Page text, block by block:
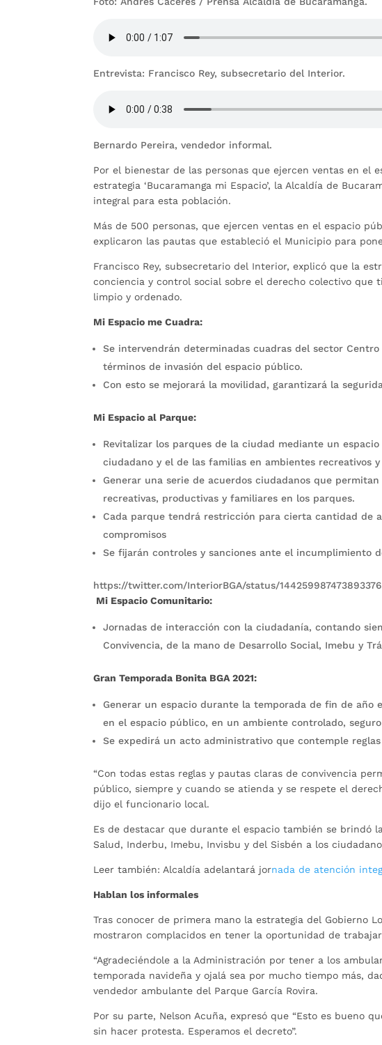
Entrevista: Francisco Rey, subsecretario del Interior.
Bernardo Pereira, vendedor informal.
Por el bienestar de las personas que ejercen ventas en el
estrategia ‘Bucaramanga mi Espacio’, la Alcaldía de
integral para esta población.
Más de 500 personas, que ejercen ventas en el espacio
explicaron las pautas que estableció el Municipio para
Francisco Rey, subsecretario del Interior, explicó que la
conciencia y control social sobre el derecho colectivo
limpio y ordenado.
Mi Espacio me Cuadra:
Se intervendrán determinadas cuadras del sector
términos de invasión del espacio público.
Con esto se mejorará la movilidad, garantizará la
Mi Espacio al Parque:
Revitalizar los parques de la ciudad mediante un
ciudadano y el de las familias en ambientes recreativos
Generar una serie de acuerdos ciudadanos que
recreativas, productivas y familiares en los parques.
Cada parque tendrá restricción para cierta cantidad de
compromisos
Se fijarán controles y sanciones ante el incumplimiento
https://twitter.com/InteriorBGA/status/
Mi Espacio Comunitario:
Jornadas de interacción con la ciudadanía, contando
Convivencia, de la mano de Desarrollo Social, Imebu y
Gran Temporada Bonita BGA 2021:
Generar un espacio durante la temporada de fin de
en el espacio público, en un ambiente controlado,
Se expedirá un acto administrativo que contemple
“Con todas estas reglas y pautas claras de convivencia
público, siempre y cuando se atienda y se respete el
dijo el funcionario local.
Es de destacar que durante el espacio también se brindó
Salud, Inderbu, Imebu, Invisbu y del Sisbén a los
Leer también: Alcaldía adelantará jornada de atención
Hablan los informales
Tras conocer de primera mano la estrategia del Gobierno
mostraron complacidos en tener la oportunidad de
“Agradeciéndole a la Administración por tener a los
temporada navideña y ojalá sea por mucho tiempo más,
vendedor ambulante del Parque García Rovira.
Por su parte, Nelson Acuña, expresó que “Esto es bueno
sin hacer protesta. Esperamos el decreto”.